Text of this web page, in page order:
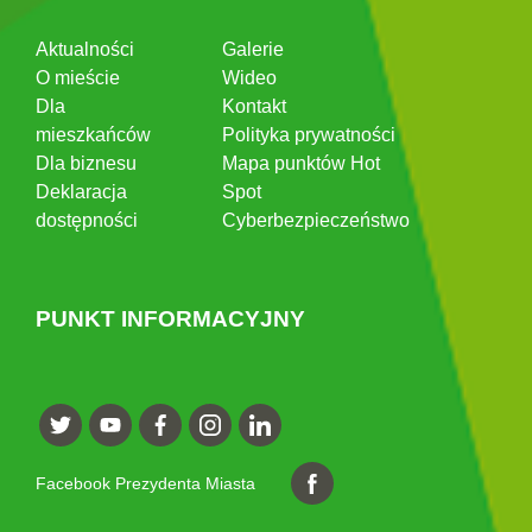
Aktualności
O mieście
Dla
mieszkańców
Dla biznesu
Deklaracja
dostępności
Galerie
Wideo
Kontakt
Polityka prywatności
Mapa punktów Hot
Spot
Cyberbezpieczeństwo
PUNKT INFORMACYJNY
Facebook Prezydenta Miasta